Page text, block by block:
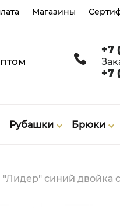
Магазины
+7
+7
Рубашки Брюки
синий двойка